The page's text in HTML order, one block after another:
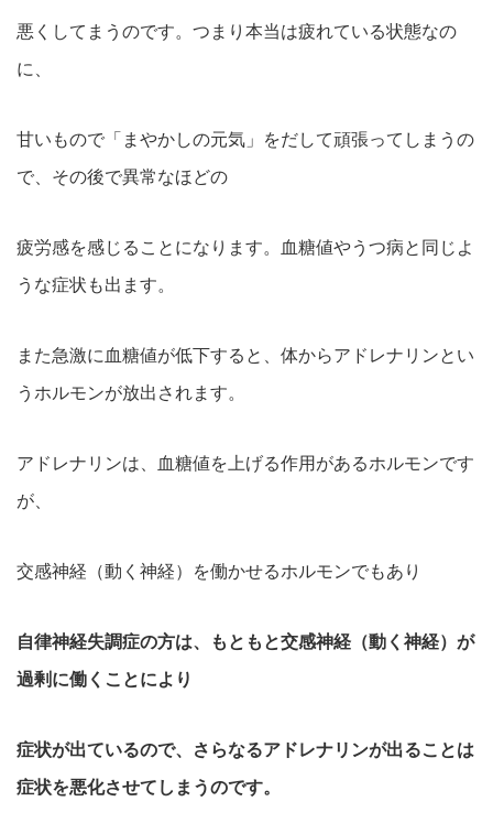
悪くしてまうのです。つまり本当は疲れている状態なの
に、
甘いもので「まやかしの元気」をだして頑張ってしまうの
で、その後で異常なほどの
疲労感を感じることになります。血糖値やうつ病と同じよ
うな症状も出ます。
また急激に血糖値が低下すると、体からアドレナリンとい
うホルモンが放出されます。
アドレナリンは、血糖値を上げる作用があるホルモンです
が、
交感神経（動く神経）を働かせるホルモンでもあり
自律神経失調症の方は、もともと交感神経（動く神経）が
過剰に働くことにより
症状が出ているので、さらなるアドレナリンが出ることは
症状を悪化させてしまうのです。